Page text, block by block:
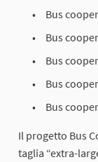
Bus
Bus
Bus
Bus
Bus
Il progetto Bus
taglia “extra-